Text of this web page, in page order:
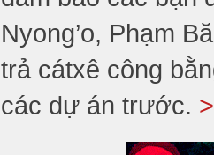
Nyong’o, Phạm
trả cátxê công
các dự án trước.